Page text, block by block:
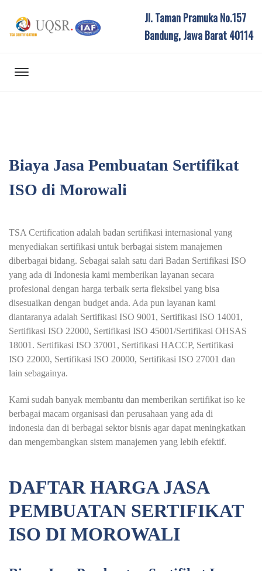
Jl. Taman Pramuka No.157
Bandung, Jawa Barat 40114
Biaya Jasa Pembuatan Sertifikat
ISO di Morowali
TSA Certification adalah badan sertifikasi internasional yang
menyediakan sertifikasi untuk berbagai sistem manajemen
diberbagai bidang. Sebagai salah satu dari Badan Sertifikasi ISO
yang ada di Indonesia kami memberikan layanan secara
profesional dengan harga terbaik serta fleksibel yang bisa
disesuaikan dengan budget anda. Ada pun layanan kami
diantaranya adalah Sertifikasi ISO 9001, Sertifikasi ISO 14001,
Sertifikasi ISO 22000, Sertifikasi ISO 45001/Sertifikasi OHSAS
18001. Sertifikasi ISO 37001, Sertifikasi HACCP, Sertifikasi
ISO 22000, Sertifikasi ISO 20000, Sertifikasi ISO 27001 dan
lain sebagainya.
Kami sudah banyak membantu dan memberikan sertifikat iso ke
berbagai macam organisasi dan perusahaan yang ada di
indonesia dan di berbagai sektor bisnis agar dapat meningkatkan
dan mengembangkan sistem manajemen yang lebih efektif.
DAFTAR HARGA JASA
PEMBUATAN SERTIFIKAT
ISO DI MOROWALI